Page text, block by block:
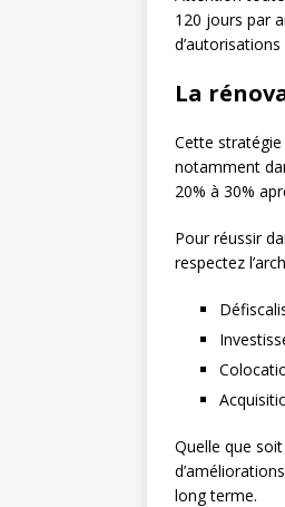
120 jours par
La
Cette
notamment
20% à 30%
Pour réussir
respectez
Quelle que
long terme.